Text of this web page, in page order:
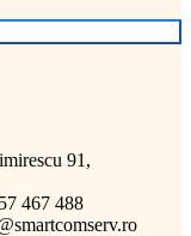
91,
467 488